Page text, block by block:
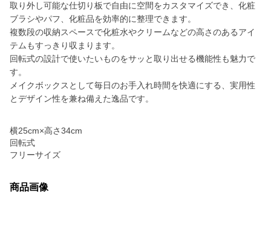
取り外し可能な仕切り板で自由に空間をカスタマイズでき、化粧
ブラシやパフ、化粧品を効率的に整理できます。
複数段の収納スペースで化粧水やクリームなどの高さのあるアイ
テムもすっきり収まります。
回転式の設計で使いたいものをサッと取り出せる機能性も魅力で
す。
メイクボックスとして毎日のお手入れ時間を快適にする、実用性
とデザイン性を兼ね備えた逸品です。
横25cm×高さ34cm
回転式
フリーサイズ
商品画像